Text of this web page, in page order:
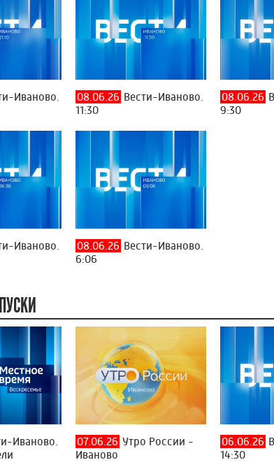
Иваново.
08.06.26 Вести-Иваново.
11:30
08.06.26
9:30
Иваново.
08.06.26 Вести-Иваново.
6:06
Иваново.
07.06.26 Утро России -
Иваново
06.06.26
14:30